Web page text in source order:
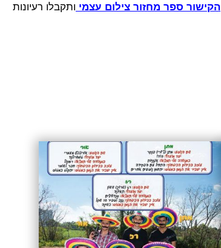
הקישור ספר מחזור צילום עצמי ותקבלו רעיונות